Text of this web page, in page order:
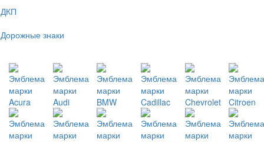
ДКП
Дорожные знаки